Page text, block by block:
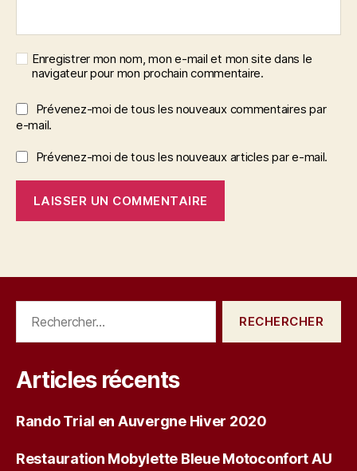
Enregistrer mon nom, mon e-mail et mon site dans le
navigateur pour mon prochain commentaire.
Prévenez-moi de tous les nouveaux commentaires par
e-mail.
Prévenez-moi de tous les nouveaux articles par e-mail.
Articles récents
Rando Trial en Auvergne Hiver 2020
Restauration Mobylette Bleue Motoconfort AU